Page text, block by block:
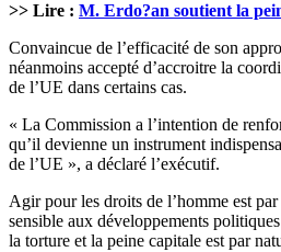
>> Lire : M. Erdo?an soutient la
Convaincue de l’efficacité de son
néanmoins accepté d’accroitre la
de l’UE dans certains cas.
« La Commission a l’intention de
qu’il devienne un instrument
de l’UE », a déclaré l’exécutif.
Agir pour les droits de l’homme est
sensible aux développements
la torture et la peine capitale est par